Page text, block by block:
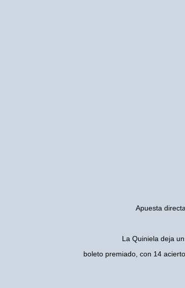
Apuesta
La Quiniela deja
boleto premiado, con 14